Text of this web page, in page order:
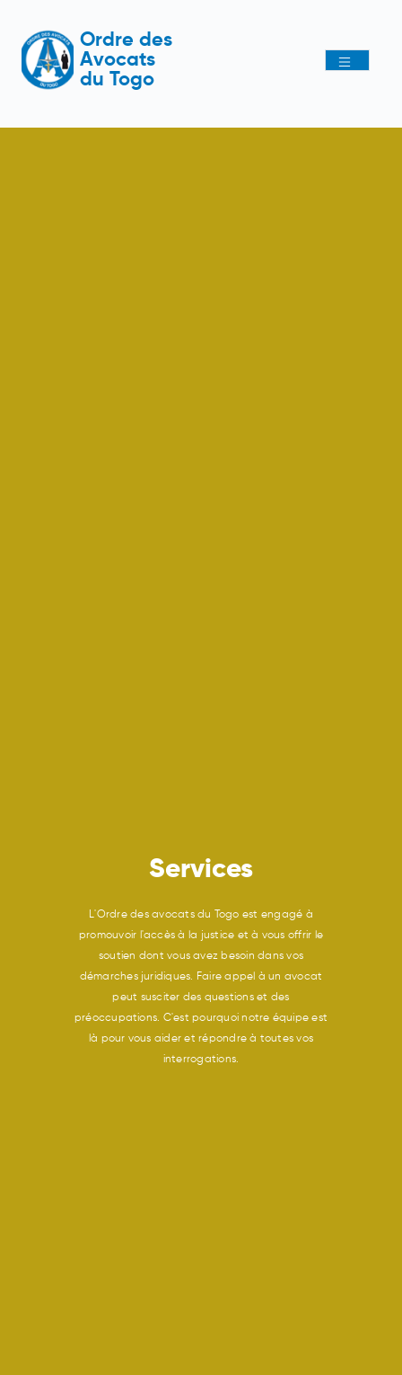
Ordre des
Avocats
du Togo
Services
L'Ordre des avocats du Togo est engagé à
promouvoir l'accès à la justice et à vous offrir le
soutien dont vous avez besoin dans vos
démarches juridiques. Faire appel à un avocat
peut susciter des questions et des
préoccupations. C'est pourquoi notre équipe est
là pour vous aider et répondre à toutes vos
interrogations.